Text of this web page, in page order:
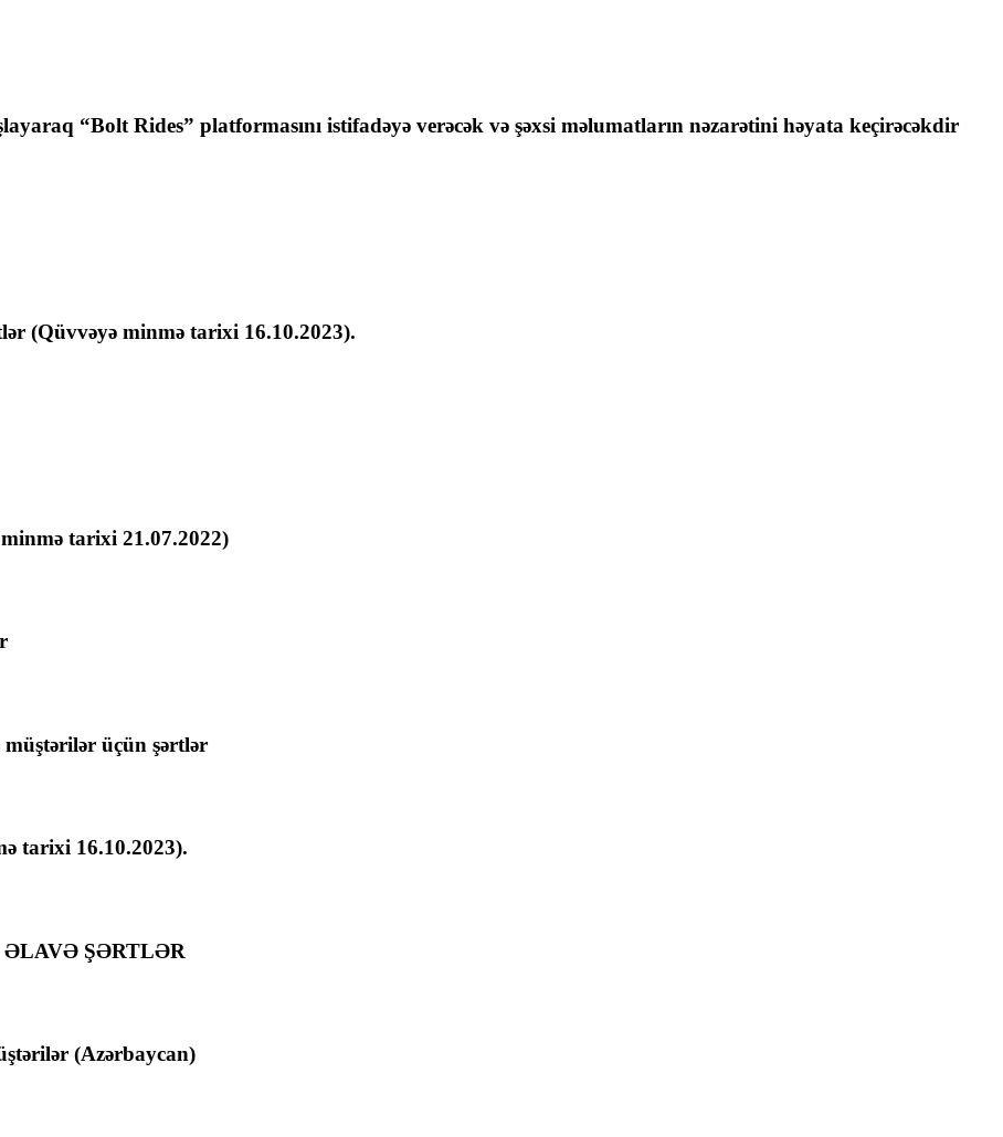
“Bolt Rides” platformasını istifadəyə verəcək və şəxsi məlumatların nəzarətini həyata keçirəcəkdir
(Qüvvəyə minmə tarixi 16.10.2023).
tarixi 21.07.2022)
üçün şərtlər
tarixi 16.10.2023).
ƏLAVƏ ŞƏRTLƏR
(Azərbaycan)